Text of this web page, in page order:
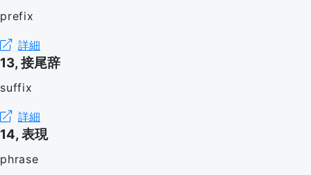
prefix
詳細
13, 接尾辞
suffix
詳細
14, 表現
phrase